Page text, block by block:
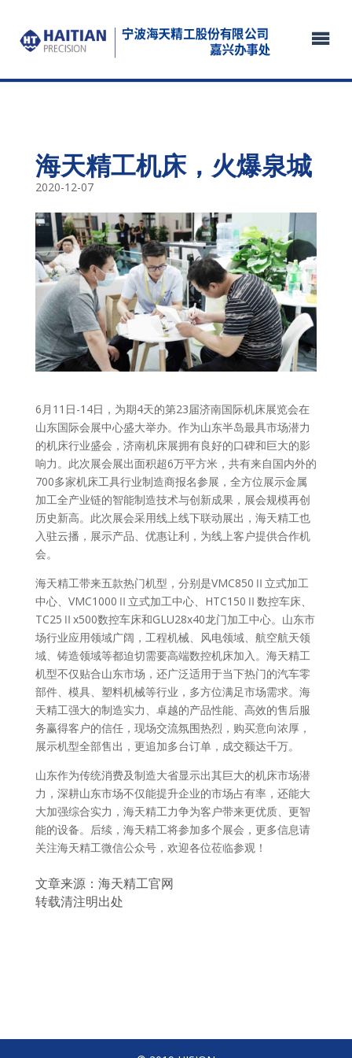
海天精工机床，火爆泉城
2020-12-07
6月11日-14日，为期4天的第23届济南国际机床展览会在
山东国际会展中心盛大举办。作为山东半岛最具市场潜力
的机床行业盛会，济南机床展拥有良好的口碑和巨大的影
响力。此次展会展出面积超6万平方米，共有来自国内外的
700多家机床工具行业制造商报名参展，全方位展示金属
加工全产业链的智能制造技术与创新成果，展会规模再创
历史新高。此次展会采用线上线下联动展出，海天精工也
入驻云播，展示产品、优惠让利，为线上客户提供合作机
会。
海天精工带来五款热门机型，分别是VMC850Ⅱ立式加工
中心、VMC1000Ⅱ立式加工中心、HTC150Ⅱ数控车床、
TC25Ⅱx500数控车床和GLU28x40龙门加工中心。山东市
场行业应用领域广阔，工程机械、风电领域、航空航天领
域、铸造领域等都迫切需要高端数控机床加入。海天精工
机型不仅贴合山东市场，还广泛适用于当下热门的汽车零
部件、模具、塑料机械等行业，多方位满足市场需求。海
天精工强大的制造实力、卓越的产品性能、高效的售后服
务赢得客户的信任，现场交流氛围热烈，购买意向浓厚，
展示机型全部售出，更追加多台订单，成交额达千万。
山东作为传统消费及制造大省显示出其巨大的机床市场潜
力，深耕山东市场不仅能提升企业的市场占有率，还能大
大加强综合实力，海天精工力争为客户带来更优质、更智
能的设备。后续，海天精工将参加多个展会，更多信息请
关注海天精工微信公众号，欢迎各位莅临参观！
文章来源：海天精工官网
转载清注明出处